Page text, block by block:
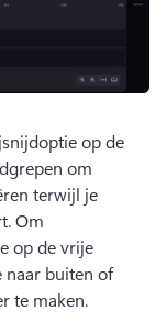
op de
om
terwijl je
Om
op de vrije
naar buiten of
te maken.